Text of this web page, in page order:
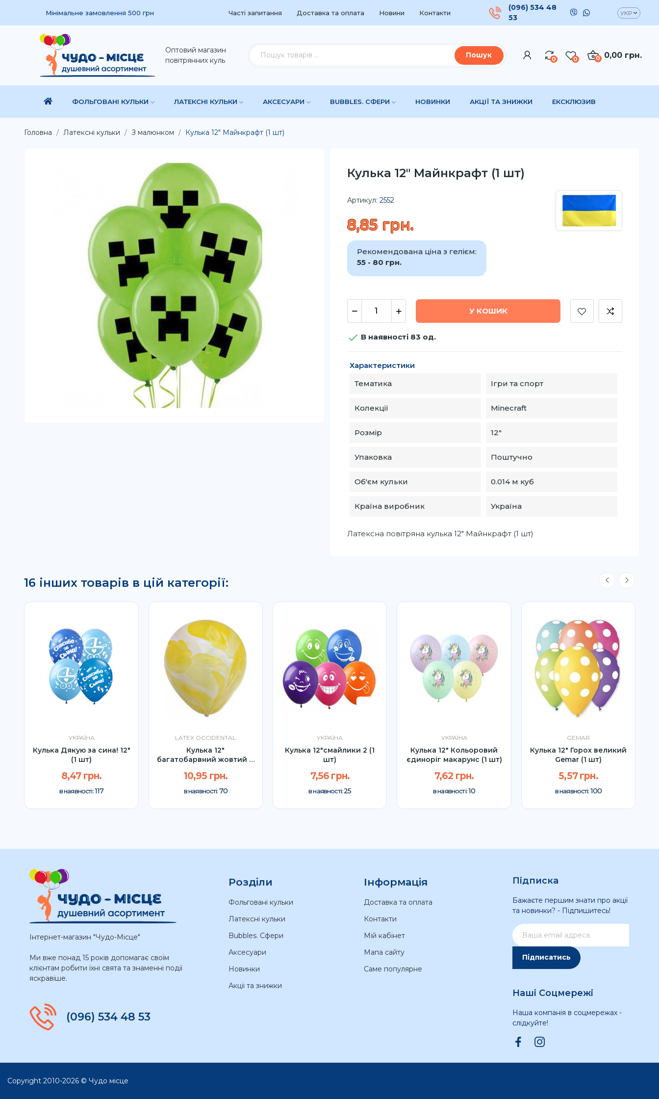
Мінімальне замовлення 500 грн Часті запитання Доставка та оплата Новини Контакти
(096) 534 48
53
УКР
Оптовий магазин
повітрянних куль
Пошук 0 0 0,00 грн.
0
ФОЛЬГОВАНІ КУЛЬКИ ЛАТЕКСНІ КУЛЬКИ АКСЕСУАРИ BUBBLES. СФЕРИ НОВИНКИ АКЦІЇ ТА ЗНИЖКИ ЕКСКЛЮЗИВ
Головна Латексні кульки З малюнком Кулька 12" Майнкрафт (1 шт)
Кулька 12" Майнкрафт (1 шт)
Артикул: 2552
8,85 грн.
Рекомендована ціна з гелієм:
55 - 80 грн.
У КОШИК
 В наявності 83 од.
Характеристики
Тематика
Ігри та спорт
Колекції Minecraft
Розмір 12″
Упаковка Поштучно
Об'єм кульки 0.014 м куб
Країна виробник Україна
Латексна повітряна кулька 12" Майнкрафт (1 шт)
16 інших товарів в цій категорії:
УКРАЇНА
Кулька Дякую за сина! 12"
(1 шт)
8,47 грн.
в наявності:117
LATEX OCCIDENTAL
Кулька 12"
багатобарвний жовтий (1
10,95 грн.
в наявності: 70
УКРАЇНА
Кулька 12"смайлики 2 (1
шт)
7,56 грн.
в наявності:25
УКРАЇНА
Кулька 12" Кольоровий
єдиноріг макарунс (1 шт)
7,62 грн.
в наявності:10
GEMAR
Кулька 12" Горох великий
Gemar (1 шт)
5,57 грн.
в наявності: 100
Інтернет-магазин "Чудо-Місце"
Ми вже понад 15 років допомагає своїм
клієнтам робити їхні свята та знаменні події
яскравіше.
(096) 534 48 53
Розділи
Фольговані кульки
Латексні кульки
Bubbles. Сфери
Аксесуари
Новинки
Акціі та знижки
Інформація
Доставка та оплата
Контакти
Мій кабінет
Мапа сайту
Саме популярне
Підписка
Бажаєте першим знати про акції
та новинки? - Підпишитесь!
Підписатись
Наші Соцмережі
Наша компанія в соцмережах -
слідкуйте!
Copyright 2010-2026 © Чудо місце